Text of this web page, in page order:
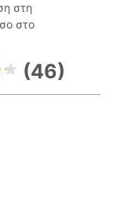
στη
στο
(46)